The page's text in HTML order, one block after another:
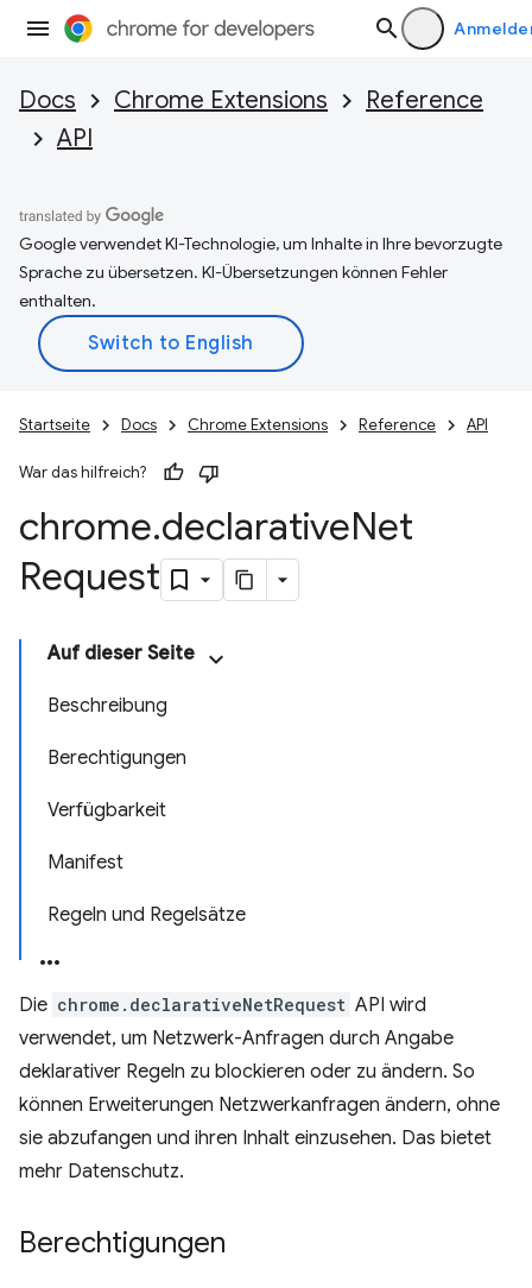
Docs Chrome Extensions
Reference
API
Google verwendet KI-Technologie, um Inhalte in Ihre bevorzugte
Sprache zu übersetzen. KI-Übersetzungen können Fehler
enthalten.
Startseite Docs Chrome Extensions Reference API
War das hilfreich?
chrome.declarativeNet
Request
Auf dieser Seite
Beschreibung
Berechtigungen
Verfügbarkeit
Manifest
Regeln und Regelsätze
Die chrome.declarativeNetRequest API wird
verwendet, um Netzwerk-Anfragen durch Angabe
deklarativer Regeln zu blockieren oder zu ändern. So
können Erweiterungen Netzwerkanfragen ändern, ohne
sie abzufangen und ihren Inhalt einzusehen. Das bietet
mehr Datenschutz.
Berechtigungen